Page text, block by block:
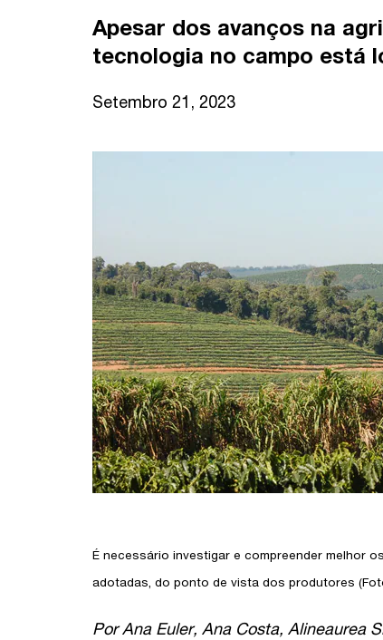
Apesar dos avanços na
tecnologia no campo está
Setembro 21, 2023
É necessário investigar e compreender melhor
adotadas, do ponto de vista dos produtores
Por Ana Euler, Ana Costa, Alineaurea